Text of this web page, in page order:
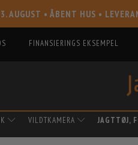
AUGUST • ÅBENT HUS •
FINANSIERINGS EKSEMPEL
VILDTKAMERA JAGTTØJ,